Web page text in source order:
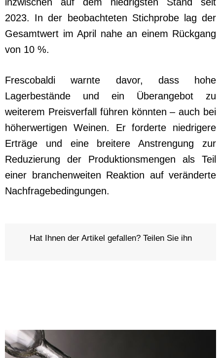
2023. In der beobachteten Stichprobe lag der
Gesamtwert im April nahe an einem Rückgang
von 10 %.
Frescobaldi warnte davor, dass hohe
Lagerbestände und ein Überangebot zu
weiterem Preisverfall führen könnten – auch bei
höherwertigen Weinen. Er forderte niedrigere
Erträge und eine breitere Anstrengung zur
Reduzierung der Produktionsmengen als Teil
einer branchenweiten Reaktion auf veränderte
Nachfragebedingungen.
Hat Ihnen der Artikel gefallen? Teilen Sie ihn